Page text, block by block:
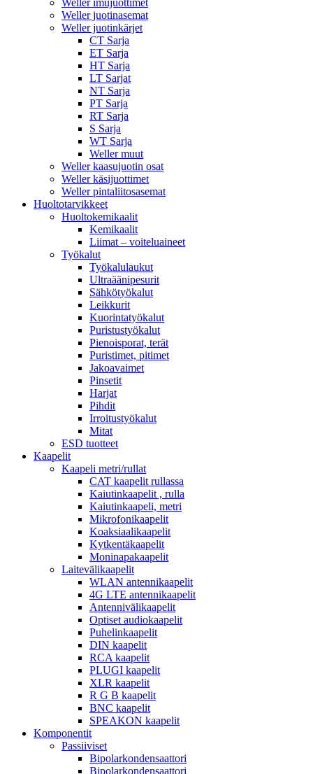
Weller juotinasemat
Weller juotinkärjet
CT Sarja
ET Sarja
HT Sarja
LT Sarjat
NT Sarja
PT Sarja
RT Sarja
S Sarja
WT Sarja
Weller muut
Weller kaasujuotin osat
Weller käsijuottimet
Weller pintaliitosasemat
Huoltotarvikkeet
Huoltokemikaalit
Kemikaalit
Liimat – voiteluaineet
Työkalut
Työkalulaukut
Ultraäänipesurit
Sähkötyökalut
Leikkurit
Kuorintatyökalut
Puristustyökalut
Pienoisporat, terät
Puristimet, pitimet
Jakoavaimet
Pinsetit
Harjat
Pihdit
Irroitustyökalut
Mitat
ESD tuotteet
Kaapelit
Kaapeli metri/rullat
CAT kaapelit rullassa
Kaiutinkaapelit , rulla
Kaiutinkaapeli, metri
Mikrofonikaapelit
Koaksiaalikaapelit
Kytkentäkaapelit
Moninapakaapelit
Laitevälikaapelit
WLAN antennikaapelit
4G LTE antennikaapelit
Antennivälikaapelit
Optiset audiokaapelit
Puhelinkaapelit
DIN kaapelit
RCA kaapelit
PLUGI kaapelit
XLR kaapelit
R G B kaapelit
BNC kaapelit
SPEAKON kaapelit
Komponentit
Passiiviset
Bipolarkondensaattori
Bipolarkondensaattori